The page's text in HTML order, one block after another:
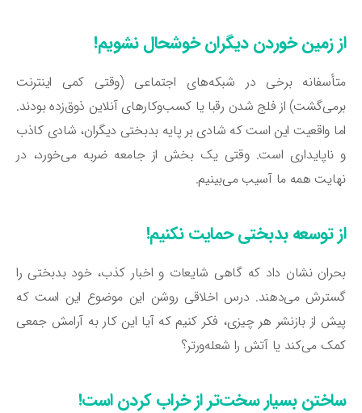
زمین خوردن دیگران خوشحال نشویم!
برخی در شبکه‌های اجتماعی (وقتی کمی اینترنت
از فلج شدن رقبا یا کسب‌وکارهای آنلاین ذوق‌زده بودند.
واقعیت این است که شادی بر پایه بدبختی دیگران، شادی کاذب
ناپایداری است. وقتی یک بخش از جامعه ضربه می‌خورد، در
همه ما آسیب می‌بینیم.
توسعه بدبختی حمایت نکنیم!
نشان داد که گاهی شایعات و اخبار کذب، خود بدبختی را
می‌دهند. درس اخلاقی روشن این موضوع این است که
از بازنشر هر چیزی، فکر کنیم که آیا این کار به آرامش جمعی
می‌کند یا آتش را شعله‌ورتر؟
بسیار سخت‌تر از خراب کردن است!